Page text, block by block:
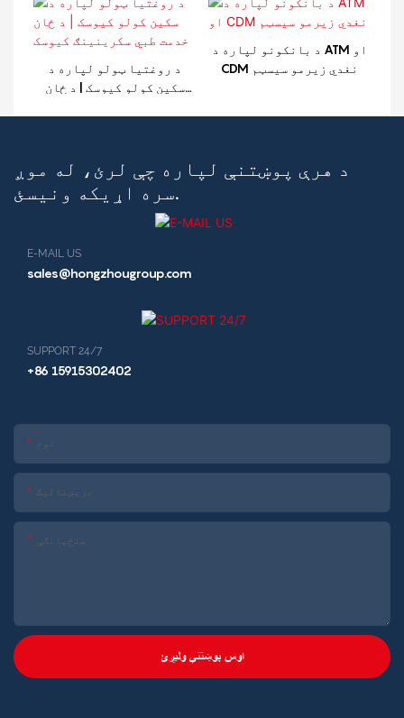
د روغتیا ټولو لپاره د
سکین کولو کیوسک | د ځان
د بانکونو لپاره د ATM او
CDM نغدي زیرمو سیسټم
د هرې پوښتنې لپاره چې لرئ، له موږ
سره اړیکه ونیسئ.
E-MAIL US
sales@hongzhougroup.com
SUPPORT 24/7
+86 15915302402
نوم
برېښنالیک
منځپانګې
اوس پوښتنې ولیږئ